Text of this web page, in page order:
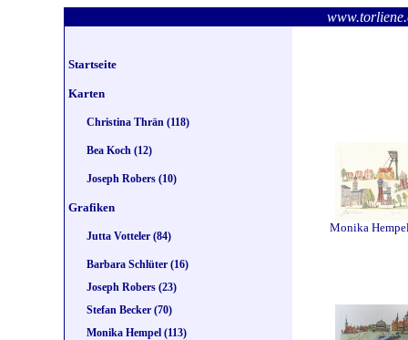
Startseite
Karten
Christina Thrän (118)
Bea Koch (12)
Joseph Robers (10)
Grafiken
Jutta Votteler (84)
Barbara Schlüter (16)
Joseph Robers (23)
Stefan Becker (70)
Monika Hempel (113)
Monika